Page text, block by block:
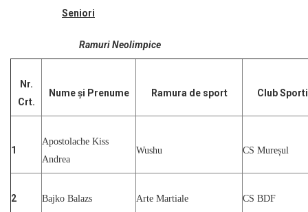
Seniori
Ramuri Neolimpice
Nr.
Crt.
Nume și Prenume Ramura de sport Club
1
Apostolache Kiss
Andrea
Wushu CS Mureșul
2 Bajko Balazs Arte Martiale CS BDF